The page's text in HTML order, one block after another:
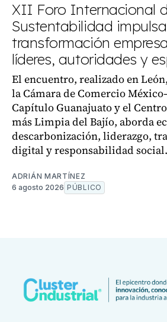
XII Foro Internacional
Sustentabilidad
transformación
líderes, autoridades y
El encuentro, realizado en
la Cámara de Comercio
Capítulo Guanajuato y el
más Limpia del Bajío, aborda
descarbonización, liderazgo,
digital y responsabilidad social.
ADRIÁN MARTÍNEZ
6 agosto 2026 PÚBLICO